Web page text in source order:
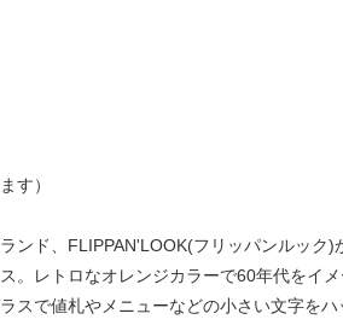
す）
ンド、FLIPPAN'LOOK(フリッパンルッ
。レトロなオレンジカラーで60年代をイ
スで値札やメニューなどの小さい文字を